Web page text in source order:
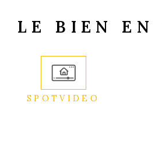
LE BIEN EN
SPOTVIDEO